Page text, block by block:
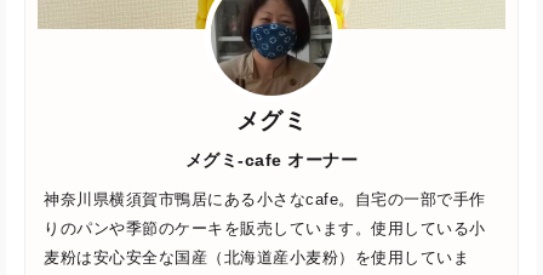
メグミ
メグミ-cafe オーナー
神奈川県横須賀市鴨居にある小さなcafe。自宅の一部で手作
りのパンや季節のケーキを販売しています。使用している小
麦粉は安心安全な国産（北海道産小麦粉）を使用していま